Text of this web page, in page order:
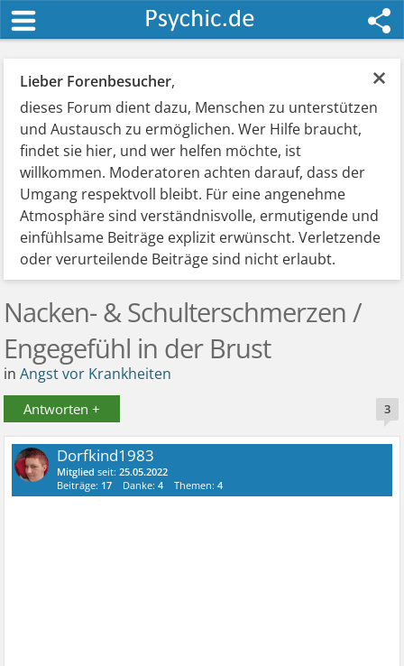
×
Lieber Forenbesucher,
dieses Forum dient dazu, Menschen zu unterstützen
und Austausch zu ermöglichen. Wer Hilfe braucht,
findet sie hier, und wer helfen möchte, ist
willkommen. Moderatoren achten darauf, dass der
Umgang respektvoll bleibt. Für eine angenehme
Atmosphäre sind verständnisvolle, ermutigende und
einfühlsame Beiträge explizit erwünscht. Verletzende
oder verurteilende Beiträge sind nicht erlaubt.
Nacken- & Schulterschmerzen /
Engegefühl in der Brust
inAngst vor Krankheiten
Antworten + 3
Dorfkind1983
Mitglied seit:25.05.2022
Beiträge: 17 Danke:4 Themen:4